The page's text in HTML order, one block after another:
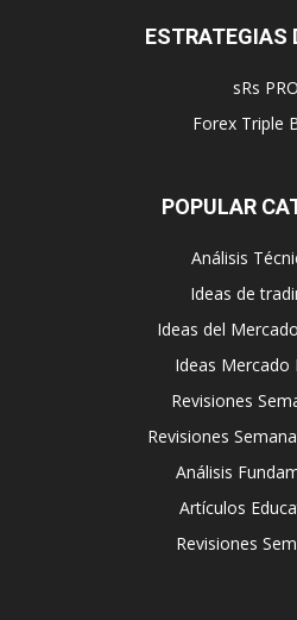
ESTRATEGIAS
sRs PRO
Forex Triple
POPULAR
Análisis
Ideas de
Ideas del
Ideas Mercado
Revisiones
Revisiones
Análisis
Artículos
Revisiones